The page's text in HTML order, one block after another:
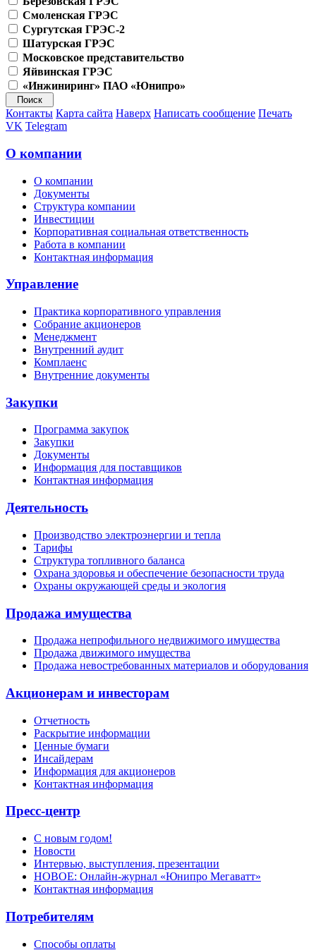
Смоленская ГРЭС
Сургутская ГРЭС-2
Шатурская ГРЭС
Московское представительство
Яйвинская ГРЭС
«Инжиниринг» ПАО «Юнипро»
Контакты Карта сайта Наверх Написать сообщение Печать
VK Telegram
О компании
О компании
Документы
Структура компании
Инвестиции
Корпоративная социальная ответственность
Работа в компании
Контактная информация
Управление
Практика корпоративного управления
Собрание акционеров
Менеджмент
Внутренний аудит
Комплаенс
Внутренние документы
Закупки
Программа закупок
Закупки
Документы
Информация для поставщиков
Контактная информация
Деятельность
Производство электроэнергии и тепла
Тарифы
Структура топливного баланса
Охрана здоровья и обеспечение безопасности труда
Охраны окружающей среды и экология
Продажа имущества
Продажа непрофильного недвижимого имущества
Продажа движимого имущества
Продажа невостребованных материалов и оборудования
Акционерам и инвесторам
Отчетность
Раскрытие информации
Ценные бумаги
Инсайдерам
Информация для акционеров
Контактная информация
Пресс-центр
С новым годом!
Новости
Интервью, выступления, презентации
НОВОЕ: Онлайн-журнал «Юнипро Мегаватт»
Контактная информация
Потребителям
Способы оплаты